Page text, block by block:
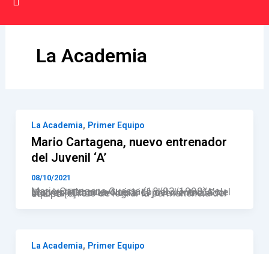
La Academia
La Academia, Primer Equipo
Mario Cartagena, nuevo entrenador
del Juvenil ‘A’
08/10/2021
Mario Cartagena Cuesta (18/03/1990) se convierte en nuevo técnico del Juvenil ‘A’ del Club de Fútbol La Nucía. El joven entrenador afronta el reto de lograr la permanencia del equipo […]
La Academia, Primer Equipo